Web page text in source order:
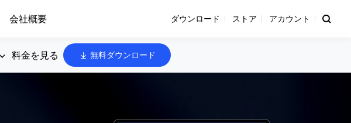
会社概要 ダウンロード ストア アカウント
料金を見る 無料ダウンロード